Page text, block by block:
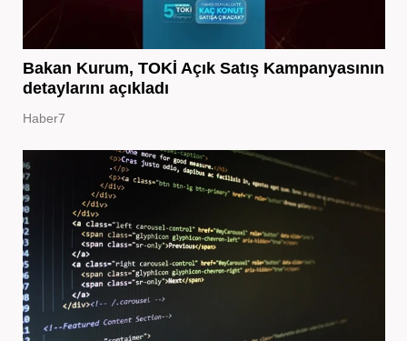
Bakan Kurum, TOKİ Açık Satış Kampanyasının
detaylarını açıkladı
Haber7